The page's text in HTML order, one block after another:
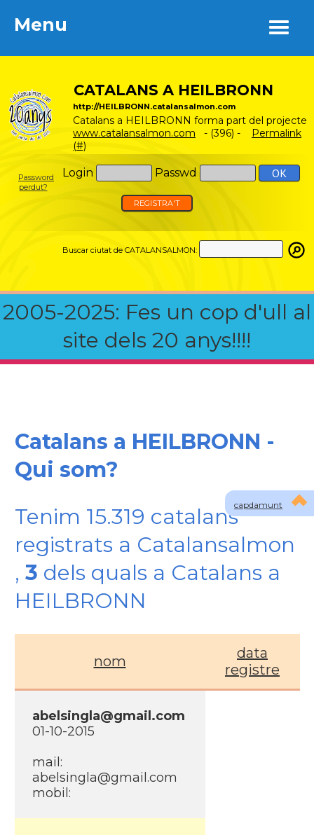
Menu
CATALANS A HEILBRONN
http://HEILBRONN.catalansalmon.com
Catalans a HEILBRONN forma part del projecte
www.catalansalmon.com - (396) - Permalink
(#)
Login Passwd
Password
perdut?
REGISTRA'T
Buscar ciutat de CATALANSALMON:
2005-2025: Fes un cop d'ull al
site dels 20 anys!!!!
Menu
capdamunt
Catalans a HEILBRONN -
Qui som?
Tenim 15.319 catalans
registrats a Catalansalmon
, 3 dels quals a Catalans a
HEILBRONN
nom
data
registre
abelsingla@gmail.com
01-10-2015
mail:
abelsingla@gmail.com
mobil: